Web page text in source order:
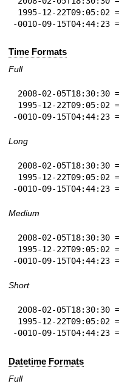
-0010-09-15T04:44:23
Time Formats
Full
-0010-09-15T04:44:23
Long
-0010-09-15T04:44:23
Medium
-0010-09-15T04:44:23
Short
-0010-09-15T04:44:23
Datetime Formats
Full